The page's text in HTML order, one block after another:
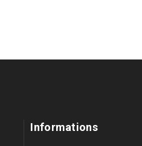
Informations